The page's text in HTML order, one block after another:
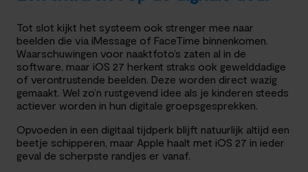
Tot slot kijkt het systeem ook strenger mee naar
beelden die via iMessage of FaceTime binnenkomen.
Waarschuwingen voor naaktfoto’s zaten al in de
software, maar iOS 27 herkent straks ook gewelddadige
of verontrustende beelden. Deze worden direct wazig
gemaakt. Wel zo’n rustgevend idee als je kinderen steeds
actiever worden in hun digitale groepsgesprekken.
Opvoeden in een digitaal tijdperk blijft natuurlijk altijd een
beetje schipperen, maar Apple haalt met iOS 27 in ieder
geval de scherpste randjes er vanaf.